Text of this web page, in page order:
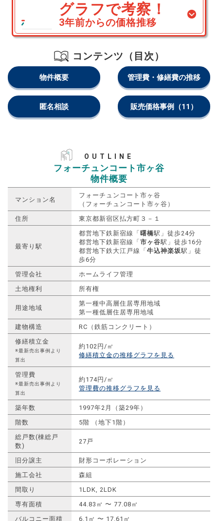
グラフで考察！
3年前からの価格推移
コンテンツ（目次）
物件概要 管理費・修繕費の推移
匿名相談 販売価格事例 （11）
OUTLINE
フォーチュンコート市ヶ谷
物件概要
マンション名
フォーチュンコート市ヶ谷
（フォーチュンコート市ヶ谷）
住所
東京都新宿区払方町３－１
最寄り駅
都営地下鉄新宿線「 曙橋駅」徒歩24分
都営地下鉄新宿線「 市ヶ谷駅」徒歩16分
都営地下鉄大江戸線「 牛込神楽坂駅」徒
歩6分
管理会社
ホームライフ管理
土地権利
所有権
用途地域
第一種中高層住居専用地域
第一種低層住居専用地域
建物構造
RC（鉄筋コンクリート）
修繕積立金
※最新売出事例より
算出
約102円/㎡
修繕積立金の推移グラフを見る
管理費
※最新売出事例より
算出
約174円/㎡
管理費の推移グラフを見る
築年数
1997年2月（築29年）
階数
5階 （地下1階）
総戸数(棟総戸
数)
27戸
旧分譲主
財形コーポレーション
施工会社
森組
間取り
1LDK, 2LDK
専有面積
44.83㎡ 〜 77.08㎡
バルコニー面積
6.1㎡ 〜 17.61㎡